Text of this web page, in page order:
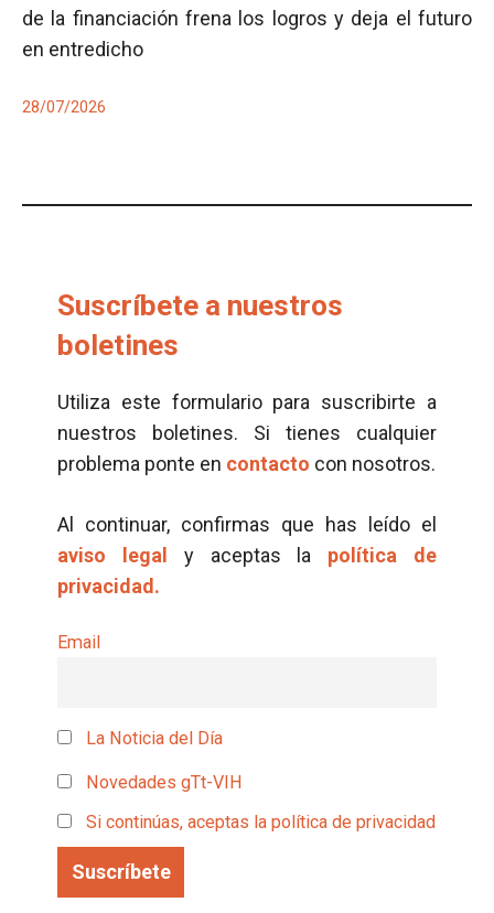
de la financiación frena los logros y deja el futuro
en entredicho
28/07/2026
Suscríbete a nuestros
boletines
Utiliza este formulario para suscribirte a
nuestros boletines. Si tienes cualquier
problema ponte en contacto con nosotros.
Al continuar, confirmas que has leído el
aviso legal
y aceptas la política de
privacidad.
Email
La Noticia del Día
Novedades gTt-VIH
Si continúas, aceptas la política de privacidad